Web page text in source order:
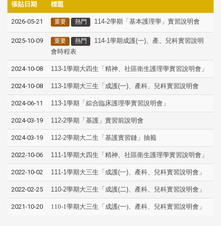
張貼日期 標題
2026-05-21 重要 熱門 114-2學期「基本護理學」實習說明會
2025-10-09 重要 熱門
114-1學期成護(一)、產、兒科實習說明
會時程表
2024-10-08 113-1學期大四生「精神、社區衛生護理學實習說明會」
2024-10-08 113-1學期大三生「成護(一)、產科、兒科實習說明會
2024-06-11 113-1學期「綜合臨床護理學實習說明會」
2024-03-19 112-2學期「基護」實習前說明會
2024-03-19 112-2學期大二生「基護實習鏈」抽籤
2022-10-06 111-1學期大四生「精神、社區衛生護理學實習說明會」
2022-10-02 111-1學期大三生「成護(一)、產科、兒科實習說明會」
2022-02-25 110-2學期大三生「成護(二)、產科、兒科實習說明會」
2021-10-20 110-1學期大三生「成護(一)、產科、兒科實習說明會」